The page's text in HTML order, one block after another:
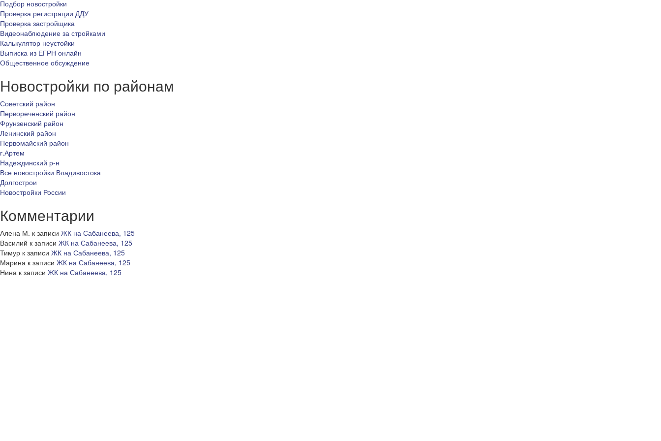
Подбор новостройки
Проверка регистрации ДДУ
Проверка застройщика
Видеонаблюдение за стройками
Калькулятор неустойки
Выписка из ЕГРН онлайн
Общественное обсуждение
Новостройки по районам
Советский район
Первореченский район
Фрунзенский район
Ленинский район
Первомайский район
г.Артем
Надеждинский р-н
Все новостройки Владивостока
Долгострои
Новостройки России
Комментарии
Алена М. к записи ЖК на Сабанеева, 125
Василий к записи ЖК на Сабанеева, 125
Тимур к записи ЖК на Сабанеева, 125
Марина к записи ЖК на Сабанеева, 125
Нина к записи ЖК на Сабанеева, 125